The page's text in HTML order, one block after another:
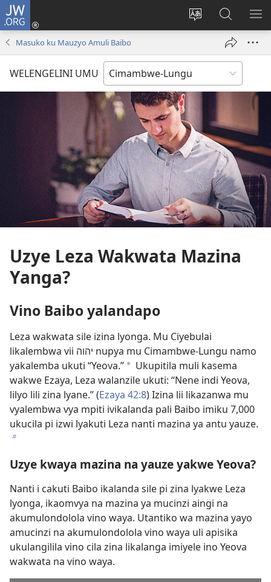
JW.ORG
Soololini
Ingilini
(opens
Londini
Ivyeo
pa
JW.ORG
Masuko ku Mauzyo Amuli Baibo
WELENGELINI UMU
Uzye Leza Wakwata Mazina
Yanga?
Vino Baibo yalandapo
Leza wakwata sile izina lyonga. Mu Ciyebulai
likalembwa vii יהוה nupya mu Cimambwe-Lungu namo
yakalemba ukuti “Yeova.” a Ukupitila muli kasema
wakwe Ezaya, Leza walanzile ukuti: “Nene indi Yeova,
lilyo lili zina lyane.” (Ezaya 42:8) Izina lii likazanwa mu
vyalembwa vya mpiti ivikalanda pali Baibo imiku 7,000
ukucila pi izwi lyakuti Leza nanti mazina ya antu yauze.
b
Uzye kwaya mazina na yauze yakwe Yeova?
Nanti i cakuti Baibo ikalanda sile pi zina lyakwe Leza
lyonga, ikaomvya na mazina ya mucinzi aingi na
akumulondolola vino waya. Utantiko wa mazina yayo
amucinzi na akumulondolola vino waya uli apisika
ukulangilila vino cila zina likalanga imiyele ino Yeova
wakwata na vino waya.